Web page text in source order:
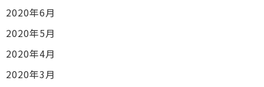
2020年6月
2020年5月
2020年4月
2020年3月